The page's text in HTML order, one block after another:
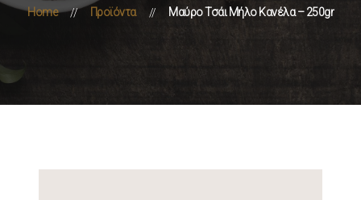
Home Προϊόντα Μαύρο Τσάι Μήλο Κανέλα – 250gr